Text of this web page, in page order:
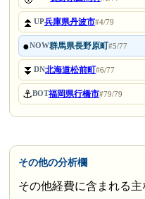
⏫UP兵庫県丹波市#4/79
●NOW群馬県長野原町#5/77
⏬DN北海道松前町#6/77
⚓BOT福岡県行橋市#79/79
その他の分析欄
その他経費に含まれる